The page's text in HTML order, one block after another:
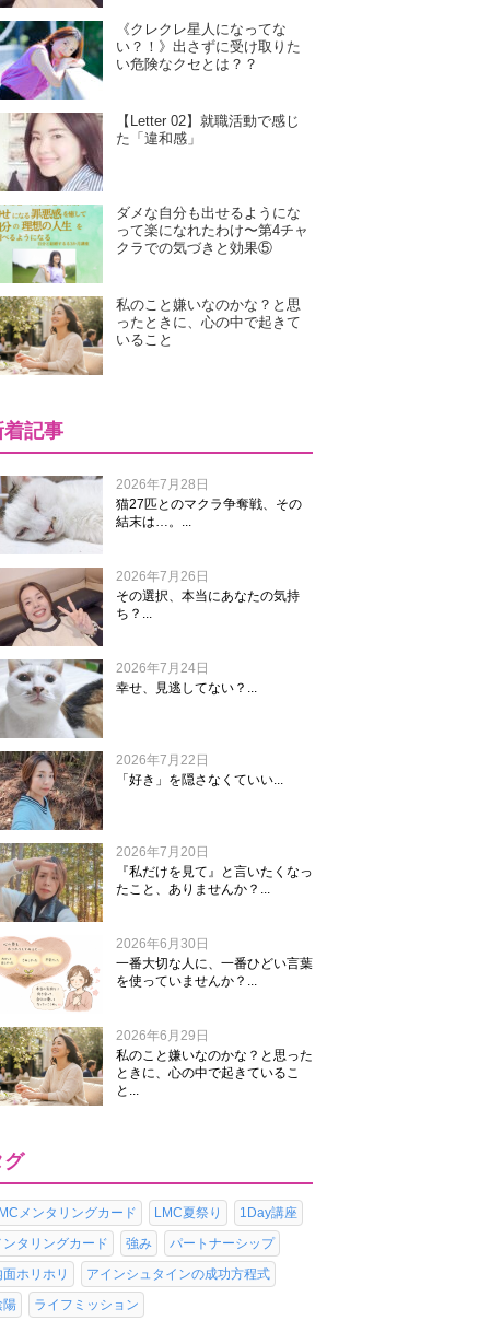
《クレクレ星人になってな
い？！》出さずに受け取りた
い危険なクセとは？？
【Letter 02】就職活動で感じ
た「違和感」
ダメな自分も出せるようにな
って楽になれたわけ〜第4チャ
クラでの気づきと効果⑤
私のこと嫌いなのかな？と思
ったときに、心の中で起きて
いること
着記事
2026年7月28日
猫27匹とのマクラ争奪戦、その
結末は…。...
2026年7月26日
その選択、本当にあなたの気持
ち？...
2026年7月24日
幸せ、見逃してない？...
2026年7月22日
「好き」を隠さなくていい...
2026年7月20日
『私だけを見て』と言いたくなっ
たこと、ありませんか？...
2026年6月30日
一番大切な人に、一番ひどい言葉
を使っていませんか？...
2026年6月29日
私のこと嫌いなのかな？と思った
ときに、心の中で起きているこ
と...
グ
メンタリングカード LMC夏祭り
1Day講座
ンタリングカード
強み
パートナーシップ
面ホリホリ
アインシュタインの成功方程式
陽
ライフミッション